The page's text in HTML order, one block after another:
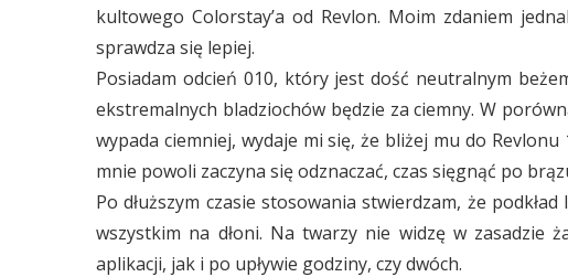
kultowego Colorstay’a od Revlon. Moim zdaniem
sprawdza się lepiej.
Posiadam odcień 010, który jest dość neutralnym
ekstremalnych bladziochów będzie za ciemny. W
wypada ciemniej, wydaje mi się, że bliżej mu do
mnie powoli zaczyna się odznaczać, czas sięgnąć po
Po dłuższym czasie stosowania stwierdzam, że
wszystkim na dłoni. Na twarzy nie widzę w zasadzie
aplikacji, jak i po upływie godziny, czy dwóch.